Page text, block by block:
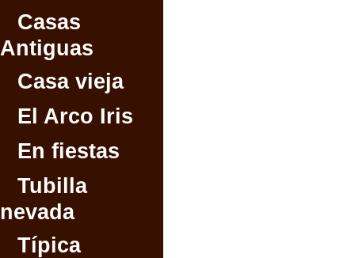
Casas
Antiguas
Casa vieja
El Arco Iris
En fiestas
Tubilla
nevada
Típica